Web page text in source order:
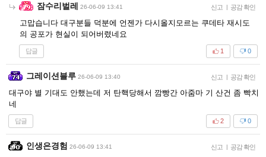
잠수리벌레 26-06-09 13:41 신고 | 공감 확인
고맙습니다 대구분들 덕분에 언젠가 다시올지모르는 쿠데타 재시도
의 공포가 현실이 되어버렸네요
답글 0
1
그레이션블루 26-06-09 13:40 신고 | 공감 확인
대구야 별 기대도 안했는데 저 탄핵당해서 깜빵간 아줌마 기 산건 좀 빡치
네
답글 0
2
인생은경험 26-06-09 13:41 신고 | 공감 확인